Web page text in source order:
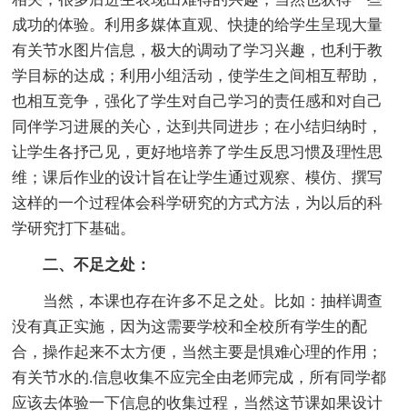
成功的体验。利用多媒体直观、快捷的给学生呈现大量
有关节水图片信息，极大的调动了学习兴趣，也利于教
学目标的达成；利用小组活动，使学生之间相互帮助，
也相互竞争，强化了学生对自己学习的责任感和对自己
同伴学习进展的关心，达到共同进步；在小结归纳时，
让学生各抒己见，更好地培养了学生反思习惯及理性思
维；课后作业的设计旨在让学生通过观察、模仿、撰写
这样的一个过程体会科学研究的方式方法，为以后的科
学研究打下基础。
二、不足之处：
当然，本课也存在许多不足之处。比如：抽样调查
没有真正实施，因为这需要学校和全校所有学生的配
合，操作起来不太方便，当然主要是惧难心理的作用；
有关节水的.信息收集不应完全由老师完成，所有同学都
应该去体验一下信息的收集过程，当然这节课如果设计